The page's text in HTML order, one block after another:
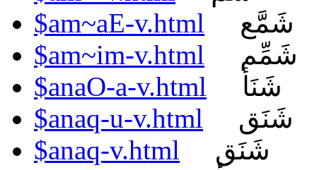
$am~aE-v.html
شَمَّع
$am~im-v.html
شَمِّم
$anaO-a-v.html
شَنَأ
$anaq-u-v.html
شَنَق
$anaq-v.html
شَنَق